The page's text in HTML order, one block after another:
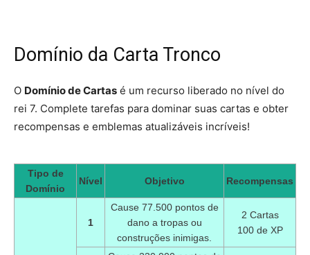
Domínio da Carta Tronco
O Domínio de Cartas é um recurso liberado no nível do
rei 7. Complete tarefas para dominar suas cartas e obter
recompensas e emblemas atualizáveis incríveis!
Tipo de
Domínio
Nível Objetivo Recompensas
1
Cause 77.500 pontos de
dano a tropas ou
construções inimigas.
2 Cartas
100 de XP